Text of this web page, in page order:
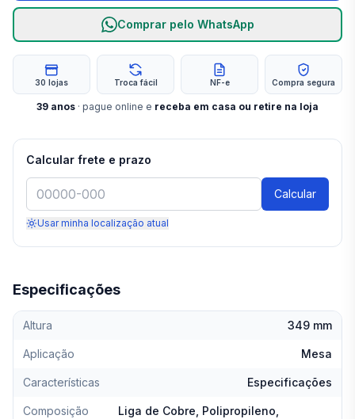
Especificações
Altura 349 mm
Aplicação Mesa
Características Especificações
Composição
Liga de Cobre, Polipropileno,
Comprar pelo WhatsApp
30 lojas Troca fácil NF-e Compra segura
39 anos · pague online e receba em casa ou retire na loja
Calcular frete e prazo
Calcular
Usar minha localização atual